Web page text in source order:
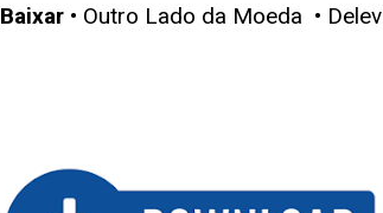
Baixar • Outro Lado da Moeda • Delev